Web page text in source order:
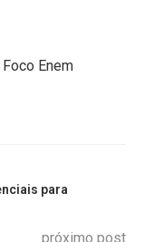
Enem
para
próximo post